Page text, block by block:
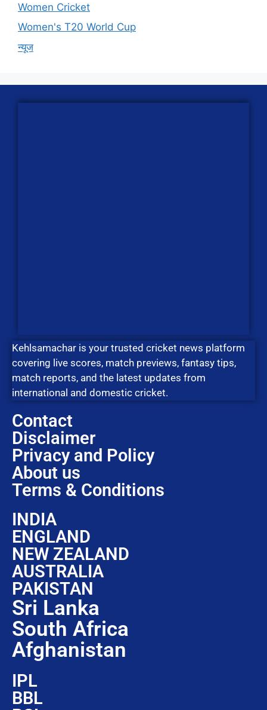
Women Cricket
Women's T20 World Cup
न्यूज
Kehlsamachar is your trusted cricket news platform
covering live scores, match previews, fantasy tips,
match reports, and the latest updates from
international and domestic cricket.
Contact
Disclaimer
Privacy and Policy
About us
Terms & Conditions
INDIA
ENGLAND
NEW ZEALAND
AUSTRALIA
PAKISTAN
Sri Lanka
South Africa
Afghanistan
IPL
BBL